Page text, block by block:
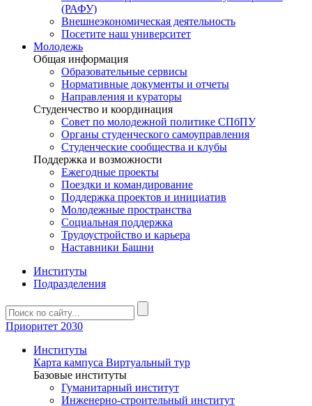
(РАФУ)
Внешнеэкономическая деятельность
Посетите наш университет
Молодежь
Общая информация
Образовательные сервисы
Нормативные документы и отчеты
Направления и кураторы
Студенчество и координация
Совет по молодежной политике СПбПУ
Органы студенческого самоуправления
Студенческие сообщества и клубы
Поддержка и возможности
Ежегодные проекты
Поездки и командирование
Поддержка проектов и инициатив
Молодежные пространства
Социальная поддержка
Трудоустройство и карьера
Наставники Башни
Институты
Подразделения
Приоритет 2030
Институты
Карта кампуса Виртуальный тур
Базовые институты
Гуманитарный институт
Инженерно-строительный институт